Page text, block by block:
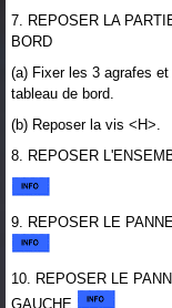
7. REPOSER LA
BORD
(a) Fixer les 3 agrafes
tableau de bord.
(b) Reposer la vis <H>.
8. REPOSER
9. REPOSER LE
10. REPOSER LE
GAUCHE